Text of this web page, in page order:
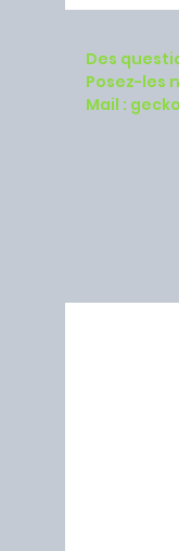
Des
Posez-les
Mail :